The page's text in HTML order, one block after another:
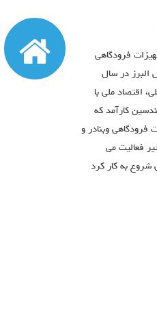
فرودگاهی
البرز در سال
اقتصاد ملی با
کارآمد که
فرودگاهی وبنادر و
فعالیت می
به کار کرد